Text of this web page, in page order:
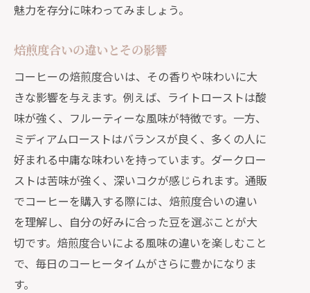
シングルオリジンの魅力
熟成コーヒーの味わい
スペシャリティコーヒーの特徴
アジア産コーヒーの風味
南米産コーヒーの味わい
レビューで選ぶ通販の高品質なプレミアム
コーヒー
信頼できるレビューの見分け方
高評価のコーヒー豆とは
ユーザーおすすめのコーヒー
レビューサイトの活用方法
魅力を存分に味わってみましょう。
焙煎度合いの違いとその影響
コーヒーの焙煎度合いは、その香りや味わいに大
きな影響を与えます。例えば、ライトローストは酸
味が強く、フルーティーな風味が特徴です。一方、
ミディアムローストはバランスが良く、多くの人に
好まれる中庸な味わいを持っています。ダークロー
ストは苦味が強く、深いコクが感じられます。通販
でコーヒーを購入する際には、焙煎度合いの違い
を理解し、自分の好みに合った豆を選ぶことが大
切です。焙煎度合いによる風味の違いを楽しむこと
で、毎日のコーヒータイムがさらに豊かになりま
す。